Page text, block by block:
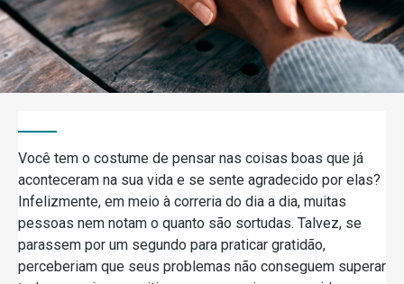
Você tem o costume de pensar nas coisas boas que já
aconteceram na sua vida e se sente agradecido por elas?
Infelizmente, em meio à correria do dia a dia, muitas
pessoas nem notam o quanto são sortudas. Talvez, se
parassem por um segundo para praticar gratidão,
perceberiam que seus problemas não conseguem superar